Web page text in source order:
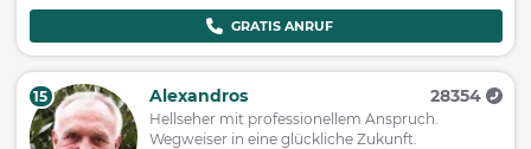
GRATIS ANRUF
15 Alexandros 28354
Hellseher mit professionellem Anspruch.
Wegweiser in eine glückliche Zukunft.